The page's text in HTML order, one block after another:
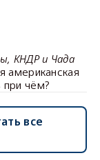
КНДР и Чада
американская
при чём?
все